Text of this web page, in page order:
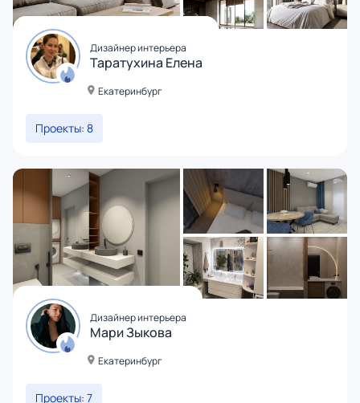
Дизайнер интерьера
Таратухина Елена
Екатеринбург
Проекты: 8
Дизайнер интерьера
Мари Зыкова
Екатеринбург
Проекты: 7